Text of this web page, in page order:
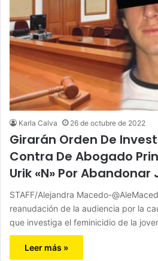
Karla Calva 26 de octubre de 2022
Girarán Orden De
Contra De Abogado
Urik «N» Por Abandonar
STAFF/Alejandra Macedo-
reanudación de la audiencia por la
que investiga el feminicidio de la
Leer más »